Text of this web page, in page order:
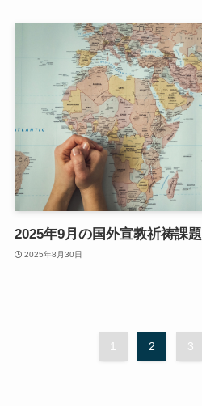
2025年9月の国外宣教祈祷課題
2025年8月30日
1 2 3